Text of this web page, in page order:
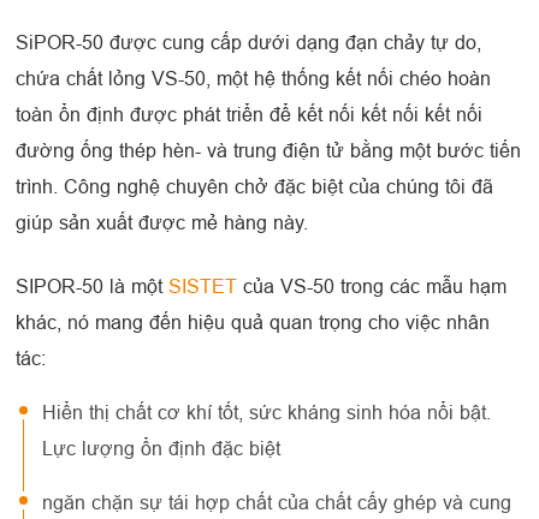
SiPOR-50 được cung cấp dưới dạng đạn chảy tự do,
chứa chất lỏng VS-50, một hệ thống kết nối chéo hoàn
toàn ổn định được phát triển để kết nối kết nối kết nối
đường ống thép hèn- và trung điện tử bằng một bước tiến
trình. Công nghệ chuyên chở đặc biệt của chúng tôi đã
giúp sản xuất được mẻ hàng này.
SIPOR-50 là mộtSISTETcủa VS-50 trong các mẫu hạm
khác, nó mang đến hiệu quả quan trọng cho việc nhân
tác:
Hiển thị chất cơ khí tốt, sức kháng sinh hóa nổi bật.
Lực lượng ổn định đặc biệt
ngăn chặn sự tái hợp chất của chất cấy ghép và cung